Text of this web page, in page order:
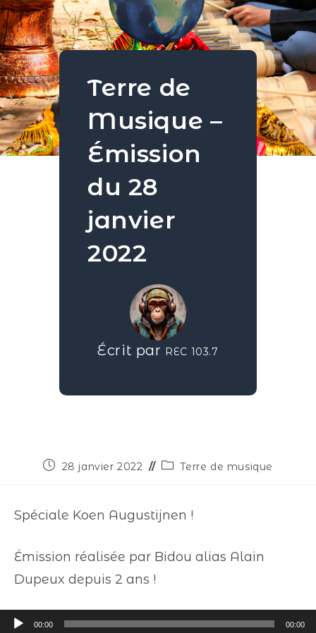
Terre de
Musique –
Émission
du 28
janvier
2022
Écrit par REC 103.7
28 janvier 2022 Terre de musique
Spéciale Koen Augustijnen !
Émission réalisée par Bidou alias Alain
Dupeux depuis 2 ans !
Lecteur
00:00 00:00